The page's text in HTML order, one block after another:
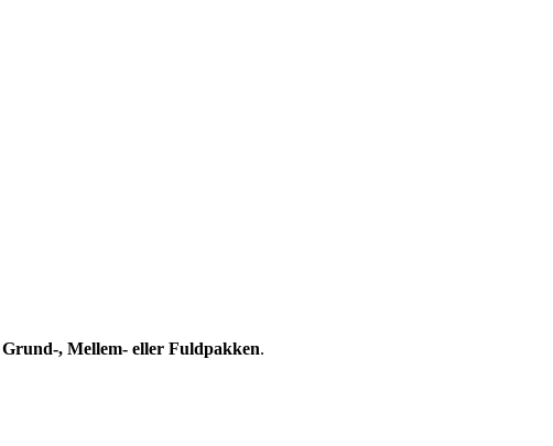
Grund-, Mellem- eller Fuldpakken.